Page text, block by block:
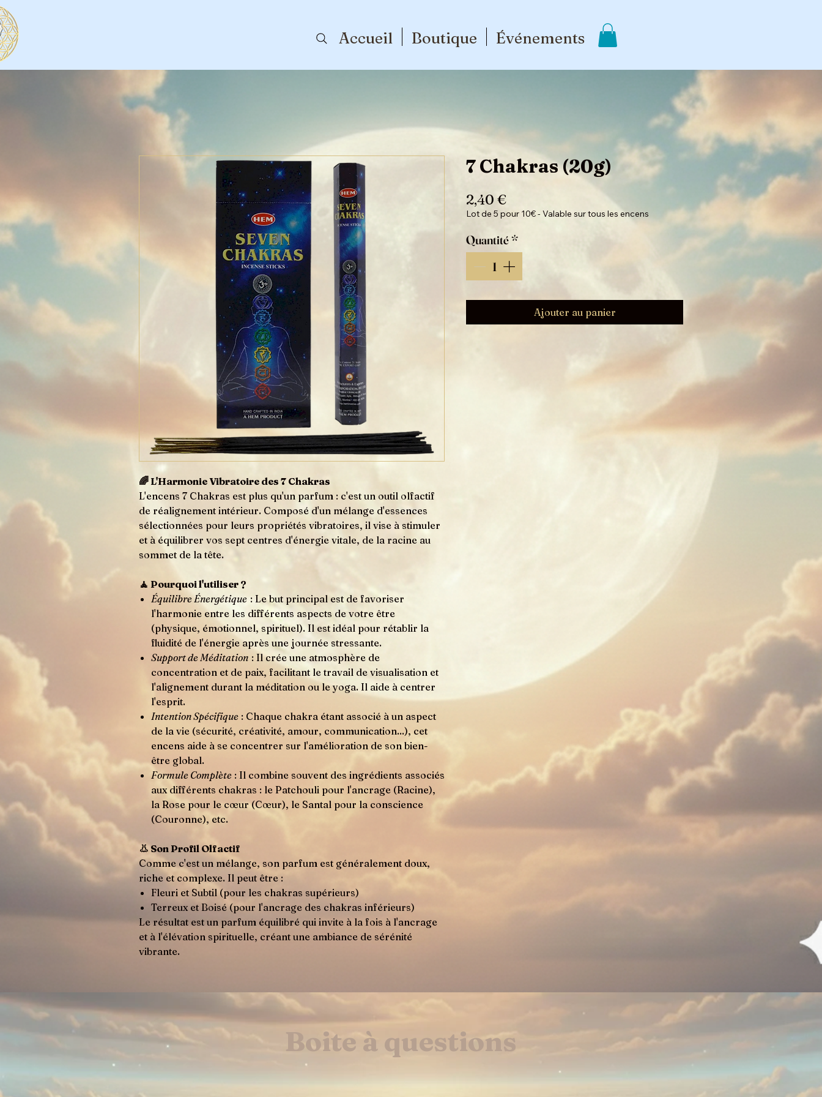
Accueil Boutique Événements
🌈 L'Harmonie Vibratoire des 7 Chakras
L'encens 7 Chakras est plus qu'un parfum : c'est un outil olfactif
de réalignement intérieur. Composé d'un mélange d'essences
sélectionnées pour leurs propriétés vibratoires, il vise à stimuler
et à équilibrer vos sept centres d'énergie vitale, de la racine au
sommet de la tête.
🧘 Pourquoi l'utiliser ?
Équilibre Énergétique : Le but principal est de favoriser
l'harmonie entre les différents aspects de votre être
(physique, émotionnel, spirituel). Il est idéal pour rétablir la
fluidité de l'énergie après une journée stressante.
Support de Méditation : Il crée une atmosphère de
concentration et de paix, facilitant le travail de visualisation et
l'alignement durant la méditation ou le yoga. Il aide à centrer
l'esprit.
Intention Spécifique : Chaque chakra étant associé à un aspect
de la vie (sécurité, créativité, amour, communication...), cet
encens aide à se concentrer sur l'amélioration de son bien-
être global.
Formule Complète : Il combine souvent des ingrédients associés
aux différents chakras : le Patchouli pour l'ancrage (Racine),
la Rose pour le cœur (Cœur), le Santal pour la conscience
(Couronne), etc.
👃 Son Profil Olfactif
Comme c'est un mélange, son parfum est généralement doux,
riche et complexe. Il peut être :
Fleuri et Subtil (pour les chakras supérieurs)
Terreux et Boisé (pour l'ancrage des chakras inférieurs)
Le résultat est un parfum équilibré qui invite à la fois à l'ancrage
et à l'élévation spirituelle, créant une ambiance de sérénité
vibrante.
7 Chakras (20g)
2,40 €Prix
Lot de 5 pour 10€ - Valable sur tous les encens
Quantité*
Ajouter au panier
Boite à questions